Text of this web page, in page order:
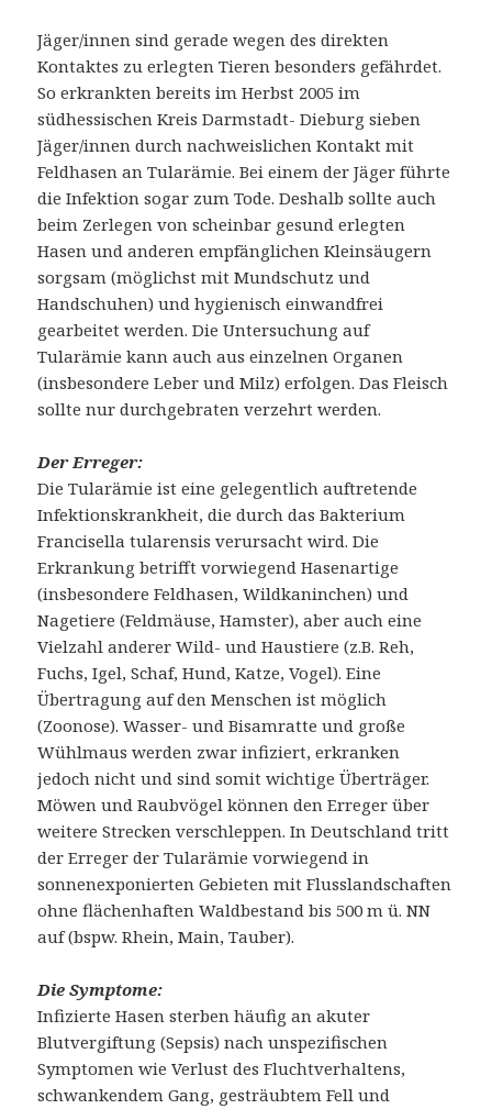
Jäger/innen sind gerade wegen des direkten
Kontaktes zu erlegten Tieren besonders gefährdet.
So erkrankten bereits im Herbst 2005 im
südhessischen Kreis Darmstadt- Dieburg sieben
Jäger/innen durch nachweislichen Kontakt mit
Feldhasen an Tularämie. Bei einem der Jäger führte
die Infektion sogar zum Tode. Deshalb sollte auch
beim Zerlegen von scheinbar gesund erlegten
Hasen und anderen empfänglichen Kleinsäugern
sorgsam (möglichst mit Mundschutz und
Handschuhen) und hygienisch einwandfrei
gearbeitet werden. Die Untersuchung auf
Tularämie kann auch aus einzelnen Organen
(insbesondere Leber und Milz) erfolgen. Das Fleisch
sollte nur durchgebraten verzehrt werden.
Der Erreger:
Die Tularämie ist eine gelegentlich auftretende
Infektionskrankheit, die durch das Bakterium
Francisella tularensis verursacht wird. Die
Erkrankung betrifft vorwiegend Hasenartige
(insbesondere Feldhasen, Wildkaninchen) und
Nagetiere (Feldmäuse, Hamster), aber auch eine
Vielzahl anderer Wild- und Haustiere (z.B. Reh,
Fuchs, Igel, Schaf, Hund, Katze, Vogel). Eine
Übertragung auf den Menschen ist möglich
(Zoonose). Wasser- und Bisamratte und große
Wühlmaus werden zwar infiziert, erkranken
jedoch nicht und sind somit wichtige Überträger.
Möwen und Raubvögel können den Erreger über
weitere Strecken verschleppen. In Deutschland tritt
der Erreger der Tularämie vorwiegend in
sonnenexponierten Gebieten mit Flusslandschaften
ohne flächenhaften Waldbestand bis 500 m ü. NN
auf (bspw. Rhein, Main, Tauber).
Die Symptome:
Infizierte Hasen sterben häufig an akuter
Blutvergiftung (Sepsis) nach unspezifischen
Symptomen wie Verlust des Fluchtverhaltens,
schwankendem Gang, gesträubtem Fell und